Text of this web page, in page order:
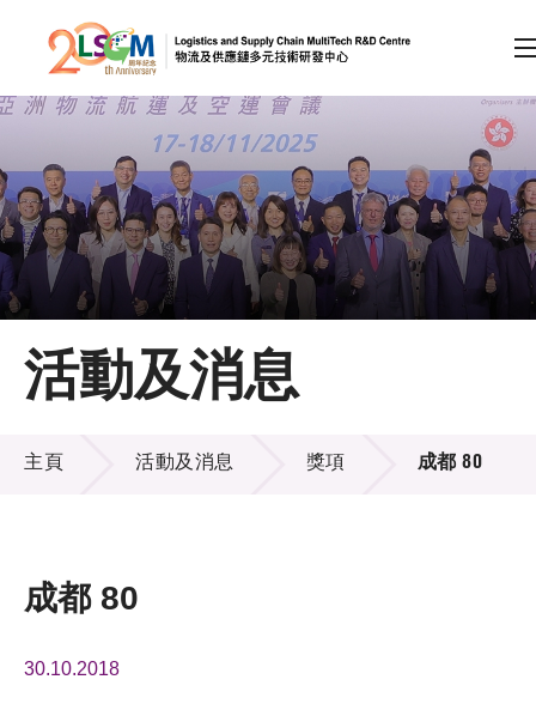
跳到內容（按回車鍵）
會員登入
A A EN 繁 简
主頁
關於LSCM
技術商品化
獎項
活動及消息
活動及消息
主頁 活動及消息 獎項 成都 80
成都 80
30.10.2018